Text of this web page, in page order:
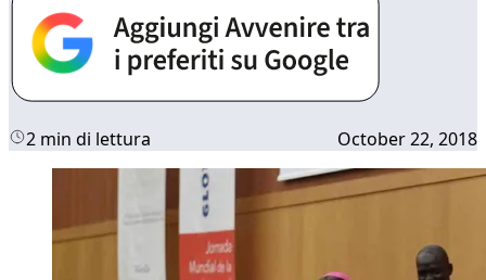
2 min di lettura October 22, 2018